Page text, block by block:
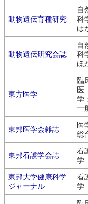
動物遺伝育種研究
自
科
ほ
動物遺伝研究会誌
自
科
ほ
東方医学
臨
医
学：
一
東邦医学会雑誌
医
総
東邦看護学会誌
看
学
東邦大学健康科学
ジャーナル
看
学